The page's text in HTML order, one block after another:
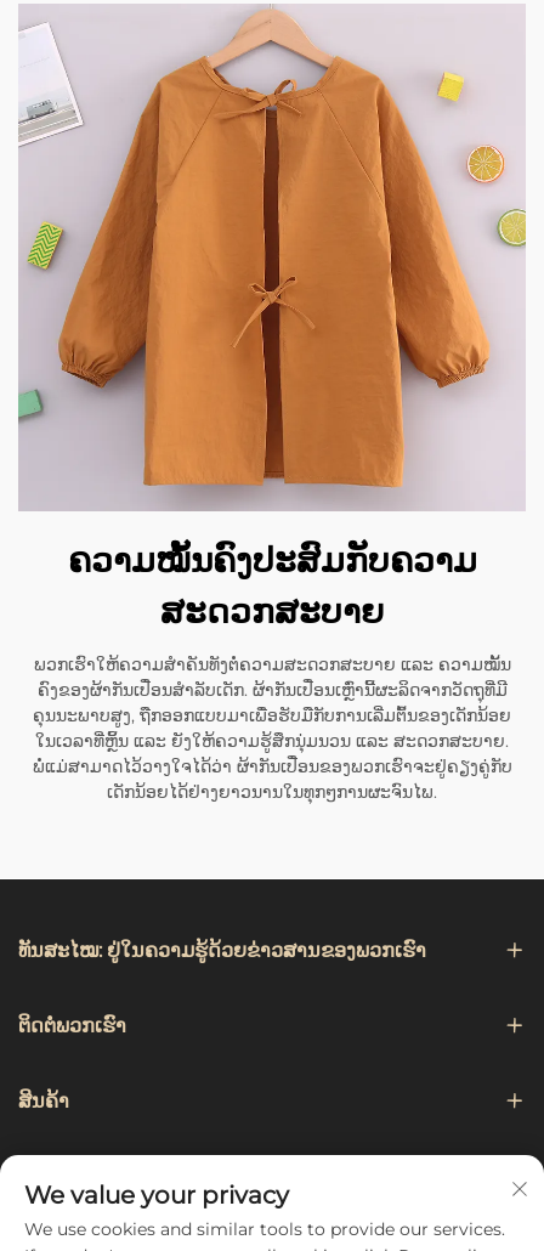
ຄວາມໝັ້ນຄົງປະສົມກັບຄວາມ
ສະດວກສະບາຍ
ພວກເຮົາໃຫ້ຄວາມສຳຄັນທັງຕໍ່ຄວາມສະດວກສະບາຍ ແລະ ຄວາມໝັ້ນ
ຄົງຂອງຜ້າກັນເປື່ອນສຳລັບເດັກ. ຜ້າກັນເປື່ອນເຫຼົ່ານີ້ຜະລິດຈາກວັດຖຸທີ່ມີ
ຄຸນນະພາບສູງ, ຖືກອອກແບບມາເພື່ອຮັບມືກັບການເລີ່ມຕົ້ນຂອງເດັກນ້ອຍ
ໃນເວລາທີ່ຫຼິ້ນ ແລະ ຍັງໃຫ້ຄວາມຮູ້ສຶກນຸ່ມນວນ ແລະ ສະດວກສະບາຍ.
ພໍ່ແມ່ສາມາດໄວ້ວາງໃຈໄດ້ວ່າ ຜ້າກັນເປື່ອນຂອງພວກເຮົາຈະຢູ່ຄຽງຄູ່ກັບ
ເດັກນ້ອຍໄດ້ຢ່າງຍາວນານໃນທຸກໆການຜະຈົນໄພ.
ທັນສະໄໝ: ຢູ່ໃນຄວາມຮູ້ດ້ວຍຂ່າວສານຂອງພວກເຮົາ
ຕິດຕໍ່ພວກເຮົາ
ສິນຄ້າ
We value your privacy
We use cookies and similar tools to provide our services.